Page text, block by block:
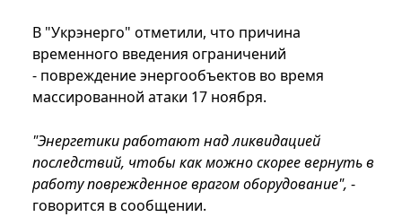
В "Укрэнерго" отметили, что причина
временного введения ограничений
- повреждение энергообъектов во время
массированной атаки 17 ноября.
"Энергетики работают над ликвидацией
последствий, чтобы как можно скорее вернуть в
работу поврежденное врагом оборудование", -
говорится в сообщении.